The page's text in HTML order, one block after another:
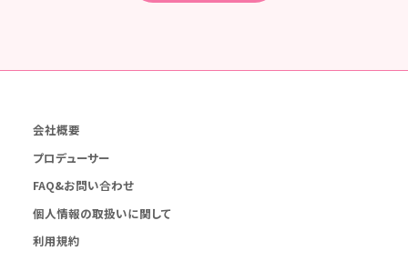
会社概要
プロデューサー
FAQ&お問い合わせ
個人情報の取扱いに関して
利用規約